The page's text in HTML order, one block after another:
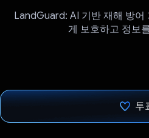
LandGuard: AI 기반 재해 방어
게 보호하고 정보
투